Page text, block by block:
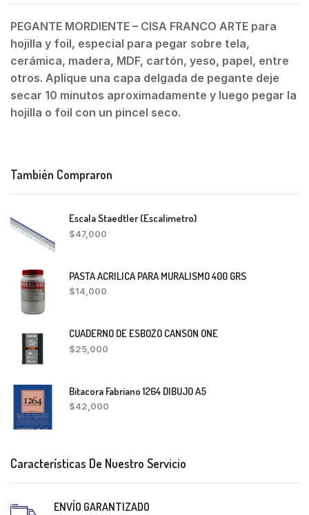
PEGANTE MORDIENTE – CISA FRANCO ARTE para
hojilla y foil, especial para pegar sobre tela,
cerámica, madera, MDF, cartón, yeso, papel, entre
otros. Aplique una capa delgada de pegante deje
secar 10 minutos aproximadamente y luego pegar la
hojilla o foil con un pincel seco.
También Compraron
Escala Staedtler (Escalimetro)
$47,000
PASTA ACRILICA PARA MURALISMO 400 GRS
$14,000
CUADERNO DE ESBOZO CANSON ONE
$25,000
Bitacora Fabriano 1264 DIBUJO A5
$42,000
Características De Nuestro Servicio
ENVÍO GARANTIZADO